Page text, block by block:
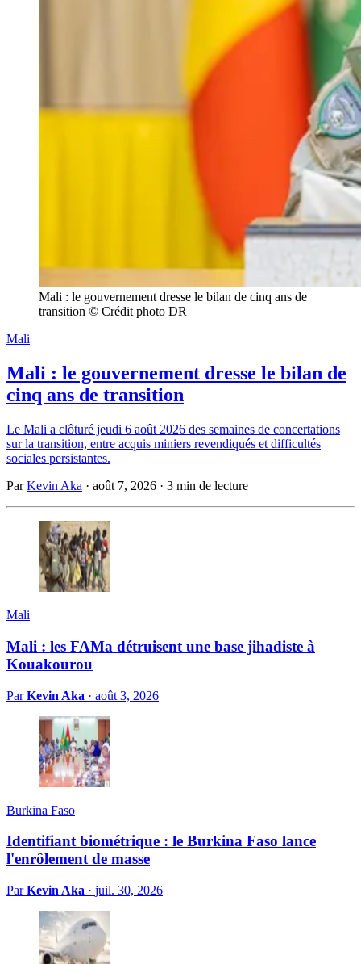
Mali : le gouvernement dresse le bilan de cinq ans de
transition © Crédit photo DR
Mali
Mali : le gouvernement dresse le bilan de
cinq ans de transition
Le Mali a clôturé jeudi 6 août 2026 des semaines de concertations
sur la transition, entre acquis miniers revendiqués et difficultés
sociales persistantes.
ParKevin Aka · août 7, 2026 · 3 min de lecture
Mali
Mali : les FAMa détruisent une base jihadiste à
Kouakourou
ParKevin Aka · août 3, 2026
Burkina Faso
Identifiant biométrique : le Burkina Faso lance
l'enrôlement de masse
ParKevin Aka · juil. 30, 2026